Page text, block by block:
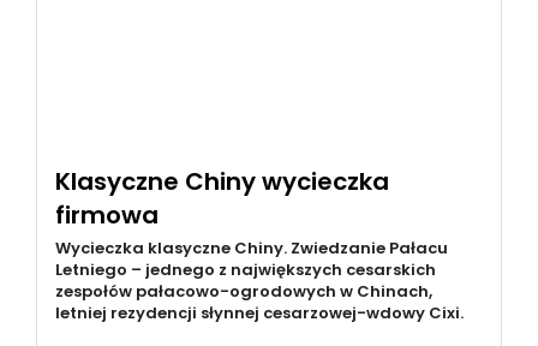
Klasyczne Chiny wycieczka
firmowa
Wycieczka klasyczne Chiny. Zwiedzanie Pałacu
Letniego – jednego z największych cesarskich
zespołów pałacowo-ogrodowych w Chinach,
letniej rezydencji słynnej cesarzowej-wdowy Cixi.